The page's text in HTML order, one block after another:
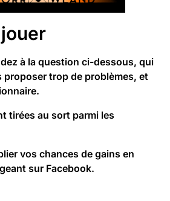
à la question ci-dessous, qui
proposer trop de problèmes, et
tirées au sort parmi les
vos chances de gains en
sur Facebook.